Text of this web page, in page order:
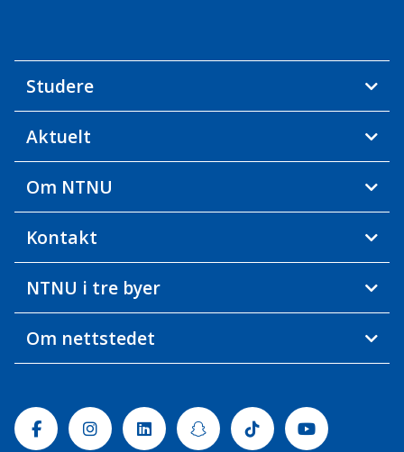
Studere
Aktuelt
Om NTNU
Kontakt
NTNU i tre byer
Om nettstedet
FacebookInstagramLinkedinSnapchatTiktok Youtube